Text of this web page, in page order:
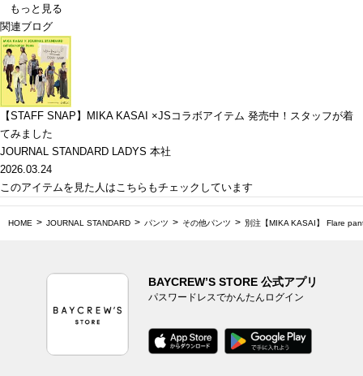
もっと見る
関連ブログ
【STAFF SNAP】MIKA KASAI ×JSコラボアイテム 発売中！スタッフが着
てみました
JOURNAL STANDARD LADYS 本社
2026.03.24
このアイテムを見た人はこちらもチェックしています
HOME JOURNAL STANDARD パンツ その他パンツ 別注【MIKA KASAI】 Flare
BAYCREW’S STORE 公式アプリ
パスワードレスでかんたんログイン